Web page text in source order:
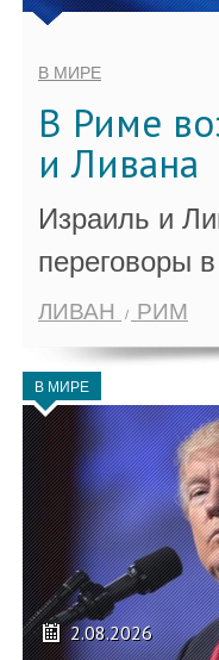
В МИРЕ
В Риме
и Ливана
Израиль и
переговоры
ЛИВАН РИМ
В МИРЕ
2.08.2026